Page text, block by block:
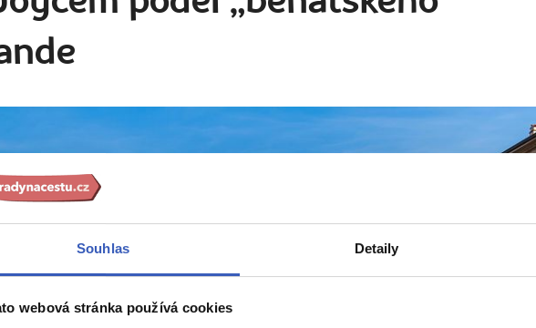
Souhlas Detaily
webová stránka používá cookies